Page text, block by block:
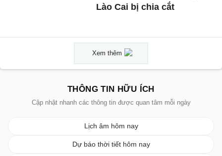
Lào Cai bị chia cắt
Xem thêm
THÔNG TIN HỮU ÍCH
Cập nhật nhanh các thông tin được quan tâm mỗi ngày
Lịch âm hôm nay
Dự báo thời tiết hôm nay